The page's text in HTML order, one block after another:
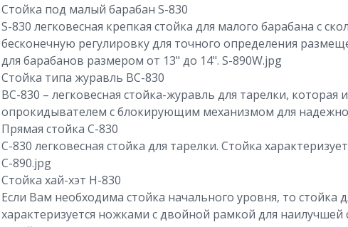
Стойка под малый барабан S-830
S-830 легковесная крепкая стойка для малого барабана с
бесконечную регулировку для точного определения
для барабанов размером от 13" до 14". S-890W.jpg
Стойка типа журавль BC-830
BC-830 – легковесная стойка-журавль для тарелки,
опрокидывателем с блокирующим механизмом для
Прямая стойка C-830
C-830 легковесная стойка для тарелки. Стойка
C-890.jpg
Стойка хай-хэт Н-830
Если Вам необходима стойка начального уровня, то
характеризуется ножками с двойной рамкой для